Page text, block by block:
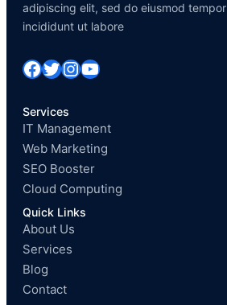
adipiscing elit, sed do eiusmod tempor
incididunt ut labore
Facebook Twitter InstagramYouTube
Services
IT Management
Web Marketing
SEO Booster
Cloud Computing
Quick Links
About Us
Services
Blog
Contact